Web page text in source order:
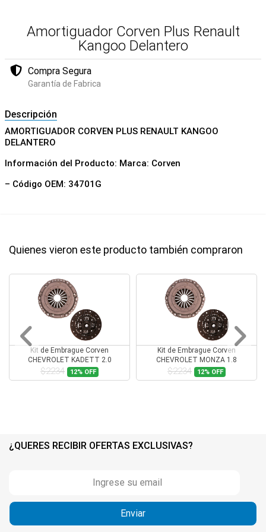
Amortiguador Corven Plus Renault
Kangoo Delantero
Compra Segura
Garantía de Fabrica
Descripción
AMORTIGUADOR CORVEN PLUS RENAULT KANGOO
DELANTERO
Información del Producto: Marca: Corven
– Código OEM: 34701G
Quienes vieron este producto también compraron
Kit de Embrague Corven
CHEVROLET KADETT 2.0
$2234 12% OFF
Kit de Embrague Corven
CHEVROLET MONZA 1.8
$2234 12% OFF
¿QUERES RECIBIR OFERTAS EXCLUSIVAS?